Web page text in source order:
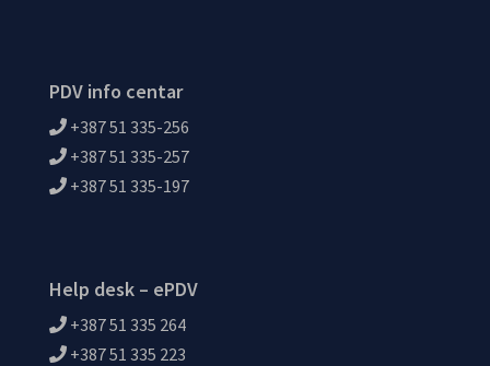
PDV info centar
+387 51 335-256
+387 51 335-257
+387 51 335-197
Help desk – ePDV
+387 51 335 264
+387 51 335 223